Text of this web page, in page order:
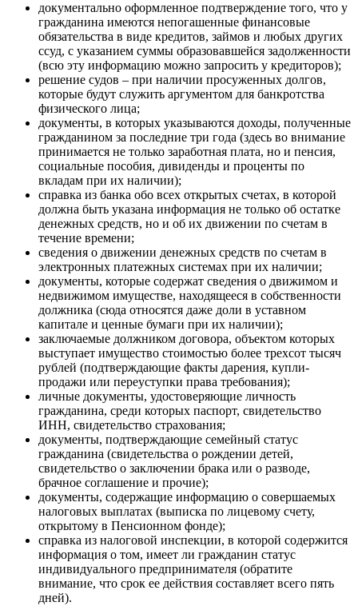
документально оформленное подтверждение того, что у
гражданина имеются непогашенные финансовые
обязательства в виде кредитов, займов и любых других
ссуд, с указанием суммы образовавшейся задолженности
(всю эту информацию можно запросить у кредиторов);
решение судов – при наличии просуженных долгов,
которые будут служить аргументом для банкротства
физического лица;
документы, в которых указываются доходы, полученные
гражданином за последние три года (здесь во внимание
принимается не только заработная плата, но и пенсия,
социальные пособия, дивиденды и проценты по
вкладам при их наличии);
справка из банка обо всех открытых счетах, в которой
должна быть указана информация не только об остатке
денежных средств, но и об их движении по счетам в
течение времени;
сведения о движении денежных средств по счетам в
электронных платежных системах при их наличии;
документы, которые содержат сведения о движимом и
недвижимом имуществе, находящееся в собственности
должника (сюда относятся даже доли в уставном
капитале и ценные бумаги при их наличии);
заключаемые должником договора, объектом которых
выступает имущество стоимостью более трехсот тысяч
рублей (подтверждающие факты дарения, купли-
продажи или переуступки права требования);
личные документы, удостоверяющие личность
гражданина, среди которых паспорт, свидетельство
ИНН, свидетельство страхования;
документы, подтверждающие семейный статус
гражданина (свидетельства о рождении детей,
свидетельство о заключении брака или о разводе,
брачное соглашение и прочие);
документы, содержащие информацию о совершаемых
налоговых выплатах (выписка по лицевому счету,
открытому в Пенсионном фонде);
справка из налоговой инспекции, в которой содержится
информация о том, имеет ли гражданин статус
индивидуального предпринимателя (обратите
внимание, что срок ее действия составляет всего пять
дней).